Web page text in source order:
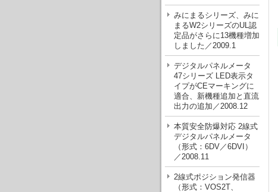
みにまるシリーズ、みに
まるW2シリーズのUL認
定品がさらに13機種増加
しました／2009.1
デジタルパネルメータ
47シリーズ LED表示タ
イプがCEマーキングに
適合、新機種追加と直流
出力の追加／2008.12
本質安全防爆対応 2線式
デジタルパネルメータ
（形式：6DV／6DVI）
／2008.11
2線式ポジション発信器
（形式：VOS2T、